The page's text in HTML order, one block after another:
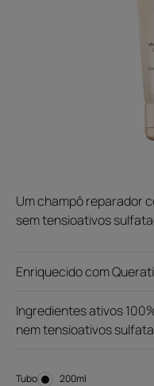
Um champô reparador
sem tensioativos
Enriquecido com
Ingredientes ativos
nem tensioativos
Tubo Tubo
200ml